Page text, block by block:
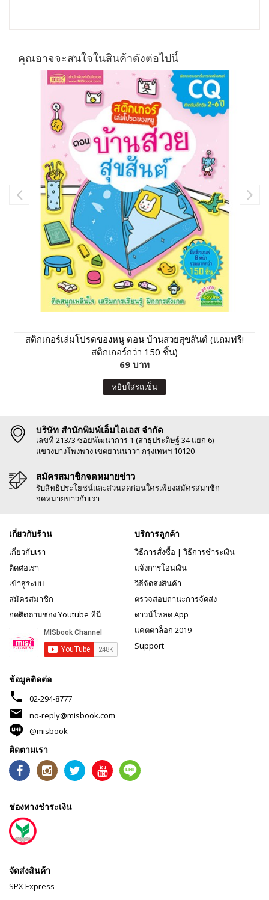
คุณอาจจะสนใจในสินค้าดังต่อไปนี้
สติกเกอร์เล่มโปรดของหนู ตอน บ้านสวยสุขสันต์ (แถมฟรี!
สติกเกอร์กว่า 150 ชิ้น)
69 บาท
หยิบใส่รถเข็น
บริษัท สำนักพิมพ์เอ็มไอเอส จำกัด
เลขที่ 213/3 ซอยพัฒนาการ 1 (สาธุประดิษฐ์ 34 แยก 6)
แขวงบางโพงพาง เขตยานนาวา กรุงเทพฯ 10120
สมัครสมาชิกจดหมายข่าว
รับสิทธิประโยชน์และส่วนลดก่อนใครเพียงสมัครสมาชิก
จดหมายข่าวกับเรา
เกี่ยวกับร้าน
เกี่ยวกับเรา
ติดต่อเรา
เข้าสู่ระบบ
สมัครสมาชิก
กดติดตามช่อง Youtube ที่นี่
บริการลูกค้า
วิธีการสั่งซื้อ | วิธีการชำระเงิน
แจ้งการโอนเงิน
วิธีจัดส่งสินค้า
ตรวจสอบถานะการจัดส่ง
ดาวน์โหลด App
แคตตาล็อก 2019
Support
ข้อมูลติดต่อ
phone 02-294-8777
mail
no-reply@misbook.com
@misbook
ติดตามเรา
ช่องทางชำระเงิน
จัดส่งสินค้า
SPX Express